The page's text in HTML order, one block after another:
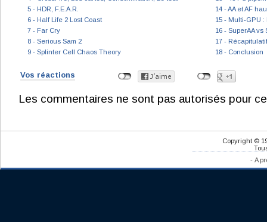
5 - HDR, F.E.A.R.
6 - Half Life 2 Lost Coast
7 - Far Cry
8 - Serious Sam 2
9 - Splinter Cell Chaos Theory
14 - AA et AF
15 - Multi-GPU
16 - SuperAA vs
17 -
18 - Conclusion
Vos réactions
Les commentaires ne sont pas autorisés pour
Copyright ©
- A